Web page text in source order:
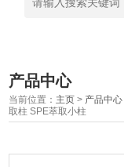
产品中心
当前位置： 主页 > 产品中心
取柱 SPE萃取小柱